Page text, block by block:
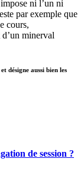
ni l’un ni
par exemple que
cours,
d’un minerval
désigne aussi bien les
de session ?